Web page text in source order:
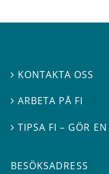
 KONTAKTA OSS
ARBETA PÅ FI
TIPSA FI – GÖR
BESÖKSADRESS